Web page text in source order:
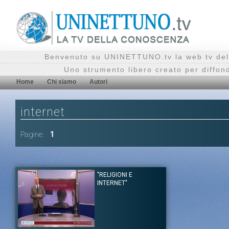
Benvenuto su UNINETTUNO.tv la web tv
Uno strumento libero creato per
Home Chi siamo Autori
internet
Pagine: 1
"RELIGIONI E
INTERNET"